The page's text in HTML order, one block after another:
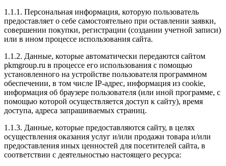
1.1.1. Персональная информация, которую пользователь
предоставляет о себе самостоятельно при оставлении заявки,
совершении покупки, регистрации (создании учетной записи)
или в ином процессе использования сайта.
1.1.2. Данные, которые автоматически передаются сайтом
pkmgroup.ru в процессе его использования с помощью
установленного на устройстве пользователя программном
обеспечении, в том числе IP-адрес, информация из cookie,
информация об браузере пользователя (или иной программе, с
помощью которой осуществляется доступ к сайту), время
доступа, адреса запрашиваемых страниц.
1.1.3. Данные, которые предоставляются сайту, в целях
осуществления оказания услуг и/или продажи товара и/или
предоставления иных ценностей для посетителей сайта, в
соответствии с деятельностью настоящего ресурса: